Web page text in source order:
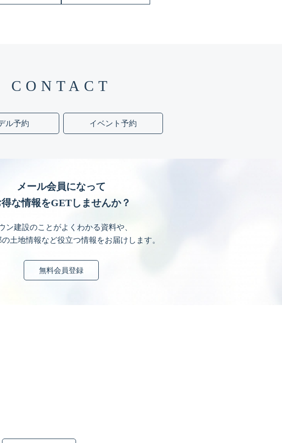
CONTACT
ル予約 イベント予約
メール会員になって
な情報をGETしませんか？
ン建設のことがよくわかる資料や、
土地情報など役立つ情報をお届けします。
無料会員登録